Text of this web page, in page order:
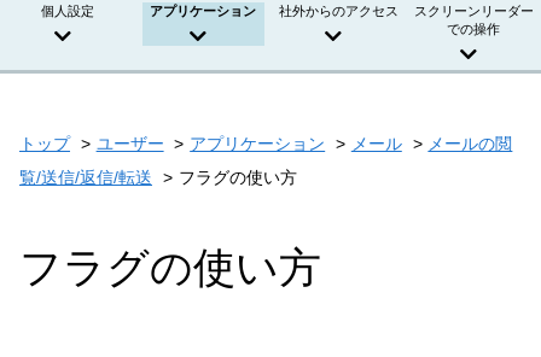
個人設定 アプリケーション 社外からのアクセス
スクリーンリーダー
での操作
トップ ユーザー アプリケーション メール
メールの閲
覧/送信/返信/転送
フラグの使い方
フラグの使い方